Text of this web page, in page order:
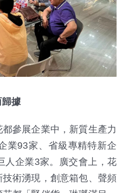
據
參展企業中，新質生產力
業93家、省級專精特新企
人企業3家。廣交會上，花
術湧現，創意箱包、聲頻